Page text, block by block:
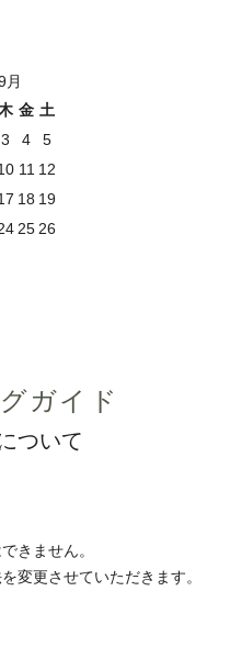
月
金 土
3 4
5
11 12
18 19
25 26
ガイド
ついて
きません。
変更させていただきます。